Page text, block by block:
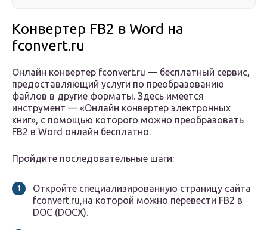
Конвертер FB2 в Word на
fconvert.ru
Онлайн конвертер fconvert.ru — бесплатный сервис,
предоставляющий услуги по преобразованию
файлов в другие форматы. Здесь имеется
инструмент — «Онлайн конвертер электронных
книг», с помощью которого можно преобразовать
FB2 в Word онлайн бесплатно.
Пройдите последовательные шаги:
Откройте специализированную страницу сайта
fconvert.ru,на которой можно перевести FB2 в
DOC (DOCX).